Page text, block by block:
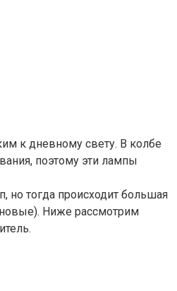
к дневному свету. В колбе
поэтому эти лампы
тогда происходит большая
Ниже рассмотрим